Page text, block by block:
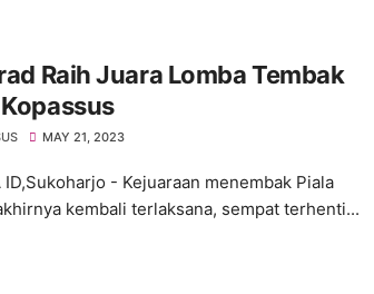
Lomba Tembak
MAY 21, 2023
ID,Sukoharjo - Kejuaraan menembak Piala
kembali terlaksana, sempat terhenti...